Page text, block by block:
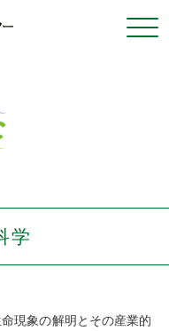
Click
学
現象の解明とその産業的